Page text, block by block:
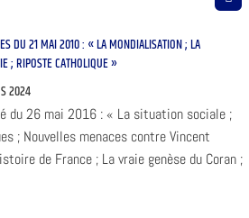
DU 21 MAI 2010 : « LA MONDIALISATION ; LA
; RIPOSTE CATHOLIQUE »
2024